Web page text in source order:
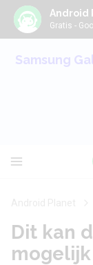
Android
Gratis -
Samsung
Dit kan
mogelijk